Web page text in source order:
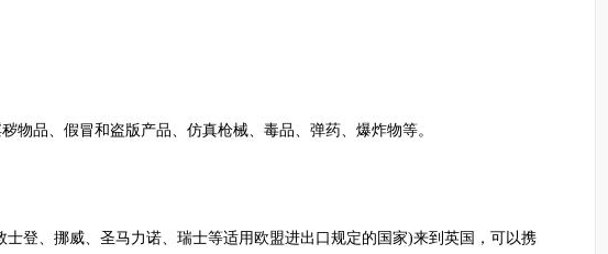
品、假冒和盗版产品、仿真枪械、毒品、弹药、爆炸物等。
、挪威、圣马力诺、瑞士等适用欧盟进出口规定的国家)来到英国，可以携